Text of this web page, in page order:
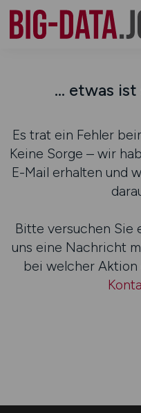
... etwas
Es trat ein Fehler
Keine Sorge – wir
E-Mail erhalten und
Bitte versuchen Sie
uns eine Nachricht
bei welcher Aktion